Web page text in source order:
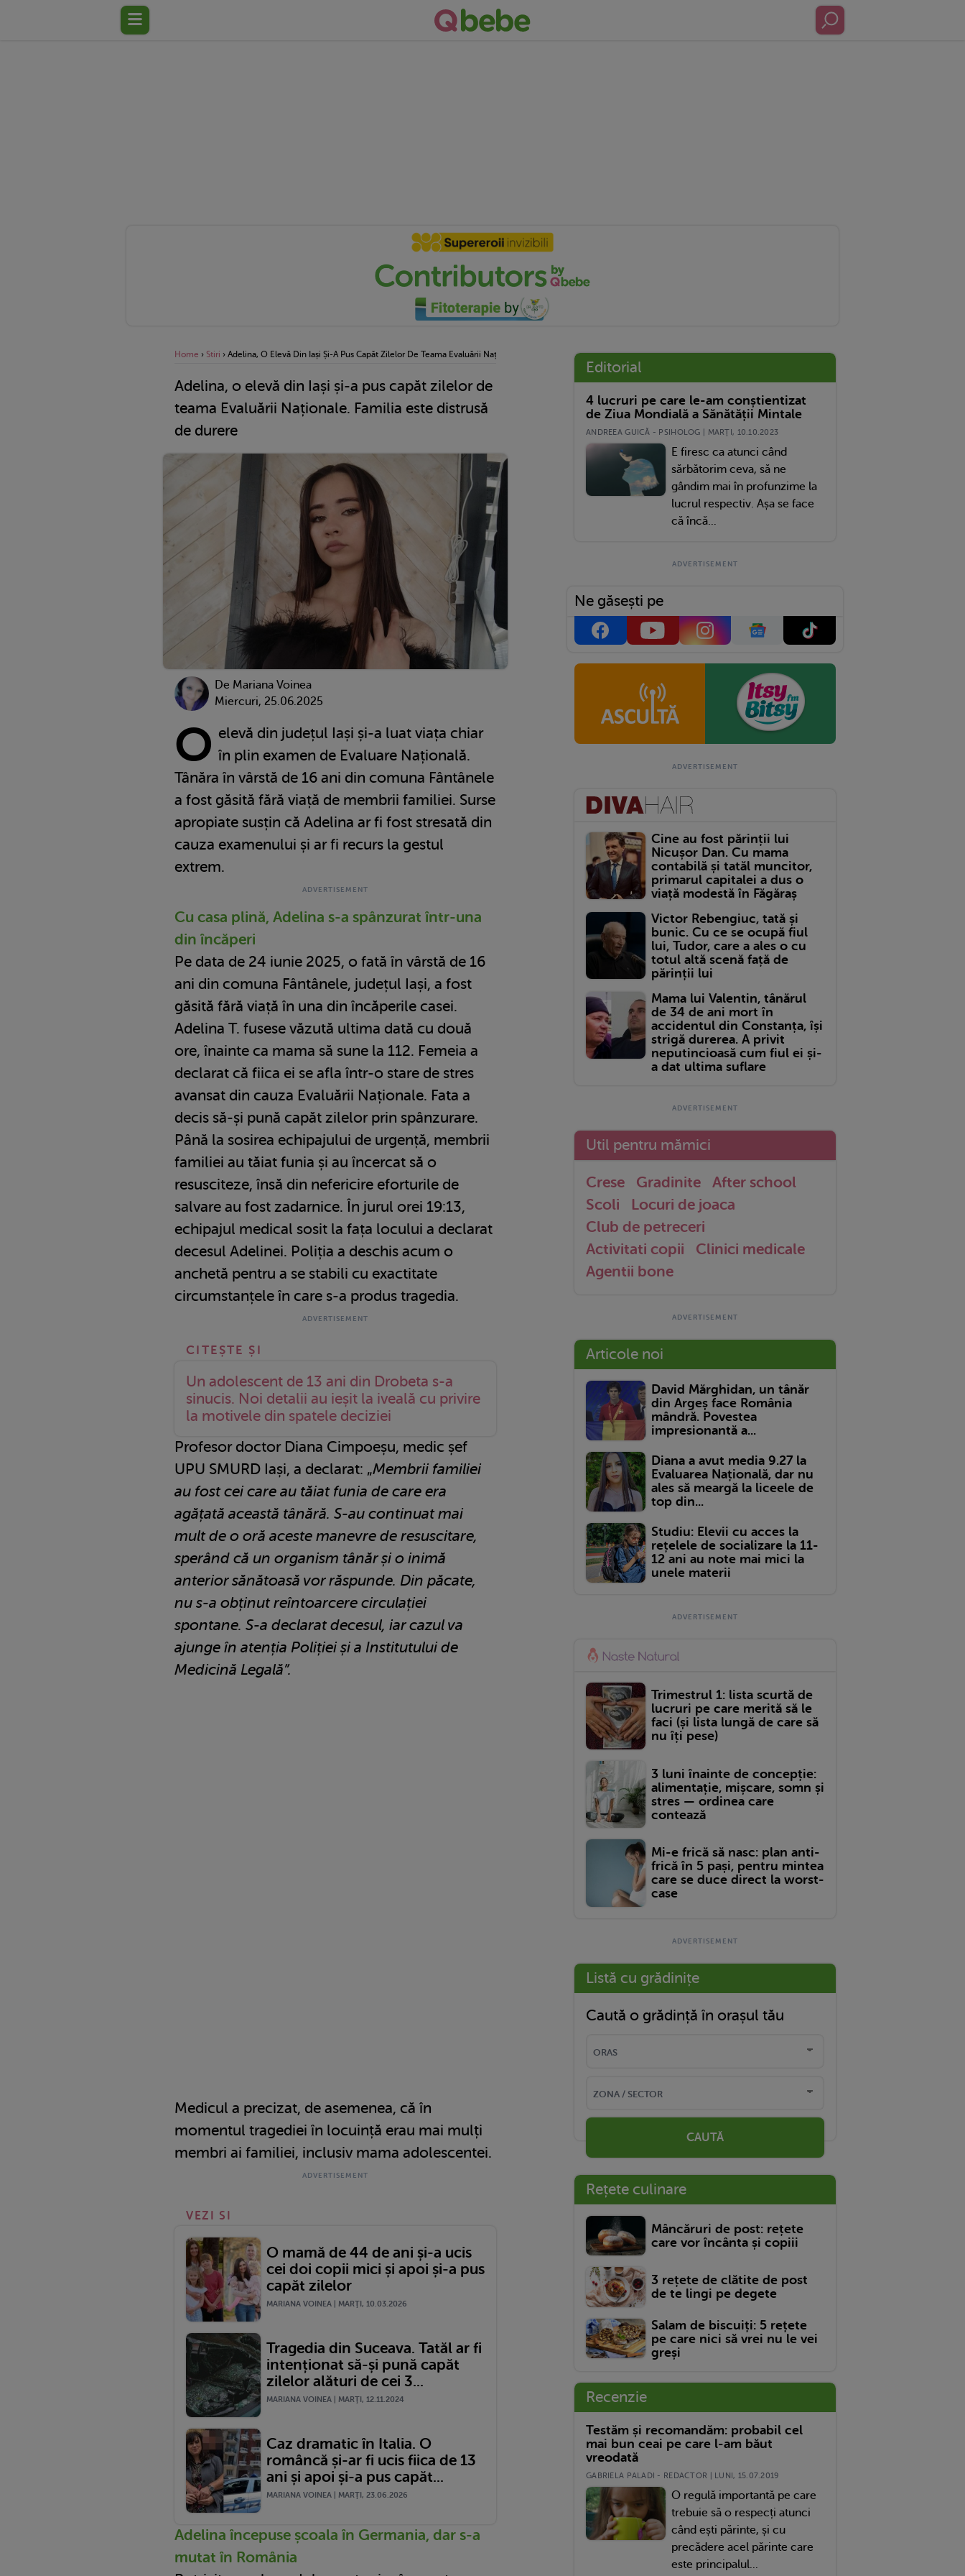
Home › Stiri › Adelina, O Elevă Din Iași Și-A Pus Capăt Zilelor De Teama Evaluării Naționale. Familia Este Distrusă De Durere
Adelina, o elevă din Iași și-a pus capăt zilelor de
teama Evaluării Naționale. Familia este distrusă
de durere
De Mariana Voinea
Miercuri, 25.06.2025
O elevă din județul Iași și-a luat viața chiar
în plin examen de Evaluare Națională.
Tânăra în vârstă de 16 ani din comuna Fântânele
a fost găsită fără viață de membrii familiei. Surse
apropiate susțin că Adelina ar fi fost stresată din
cauza examenului și ar fi recurs la gestul
extrem.
Cu casa plină, Adelina s-a spânzurat într-una
din încăperi
Pe data de 24 iunie 2025, o fată în vârstă de 16
ani din comuna Fântânele, județul Iași, a fost
găsită fără viață în una din încăperile casei.
Adelina T. fusese văzută ultima dată cu două
ore, înainte ca mama să sune la 112. Femeia a
declarat că fiica ei se afla într-o stare de stres
avansat din cauza Evaluării Naționale. Fata a
decis să-și pună capăt zilelor prin spânzurare.
Până la sosirea echipajului de urgență, membrii
familiei au tăiat funia și au încercat să o
resusciteze, însă din nefericire eforturile de
salvare au fost zadarnice. În jurul orei 19:13,
echipajul medical sosit la fața locului a declarat
decesul Adelinei. Poliția a deschis acum o
anchetă pentru a se stabili cu exactitate
circumstanțele în care s-a produs tragedia.
Un adolescent de 13 ani din Drobeta s-a
sinucis. Noi detalii au ieșit la iveală cu privire
la motivele din spatele deciziei
Profesor doctor Diana Cimpoeșu, medic șef
UPU SMURD Iași, a declarat: „Membrii familiei
au fost cei care au tăiat funia de care era
agățată această tânără. S-au continuat mai
mult de o oră aceste manevre de resuscitare,
sperând că un organism tânăr și o inimă
anterior sănătoasă vor răspunde. Din păcate,
nu s-a obținut reîntoarcere circulației
spontane. S-a declarat decesul, iar cazul va
ajunge în atenția Poliției și a Institutului de
Medicină Legală”.
Medicul a precizat, de asemenea, că în
momentul tragediei în locuință erau mai mulți
membri ai familiei, inclusiv mama adolescentei.
VEZI SI
O mamă de 44 de ani și-a ucis
cei doi copii mici și apoi și-a pus
capăt zilelor
MARIANA VOINEA | MARŢI, 10.03.2026
Tragedia din Suceava. Tatăl ar fi
intenționat să-și pună capăt
zilelor alături de cei 3...
MARIANA VOINEA | MARŢI, 12.11.2024
Caz dramatic în Italia. O
româncă și-ar fi ucis fiica de 13
ani și apoi și-a pus capăt...
MARIANA VOINEA | MARŢI, 23.06.2026
Adelina începuse școala în Germania, dar s-a
mutat în România
Editorial
4 lucruri pe care le-am conștientizat
de Ziua Mondială a Sănătății Mintale
ANDREEA GUICĂ - PSIHOLOG | MARŢI, 10.10.2023
E firesc ca atunci când
sărbătorim ceva, să ne
gândim mai în profunzime la
lucrul respectiv. Așa se face
că încă...
Ne găsești pe
Cine au fost părinții lui
Nicușor Dan. Cu mama
contabilă și tatăl muncitor,
primarul capitalei a dus o
viață modestă în Făgăraș
Victor Rebengiuc, tată și
bunic. Cu ce se ocupă fiul
lui, Tudor, care a ales o cu
totul altă scenă față de
părinții lui
Mama lui Valentin, tânărul
de 34 de ani mort în
accidentul din Constanța, își
strigă durerea. A privit
neputincioasă cum fiul ei și-
a dat ultima suflare
Util pentru mămici
Crese Gradinite
After school
Scoli
Locuri de joaca
Club de petreceri
Activitati copii
Clinici medicale
Agentii bone
Articole noi
David Mărghidan, un tânăr
din Argeș face România
mândră. Povestea
impresionantă a...
Diana a avut media 9.27 la
Evaluarea Națională, dar nu
ales să meargă la liceele de
top din...
Studiu: Elevii cu acces la
rețelele de socializare la 11-
12 ani au note mai mici la
unele materii
Trimestrul 1: lista scurtă de
lucruri pe care merită să le
faci (și lista lungă de care să
nu îți pese)
3 luni înainte de concepție:
alimentație, mișcare, somn și
stres — ordinea care
contează
Mi-e frică să nasc: plan anti-
frică în 5 pași, pentru mintea
care se duce direct la worst-
case
Listă cu grădinițe
Caută o grădință în orașul tău
CAUTĂ
Rețete culinare
Mâncăruri de post: rețete
care vor încânta și copiii
3 rețete de clătite de post
de te lingi pe degete
Salam de biscuiți: 5 rețete
pe care nici să vrei nu le vei
greși
Recenzie
Testăm și recomandăm: probabil cel
mai bun ceai pe care l-am băut
vreodată
GABRIELA PALADI - REDACTOR | LUNI, 15.07.2019
O regulă importantă pe care
trebuie să o respecți atunci
când ești părinte, și cu
precădere acel părinte care
este principalul...